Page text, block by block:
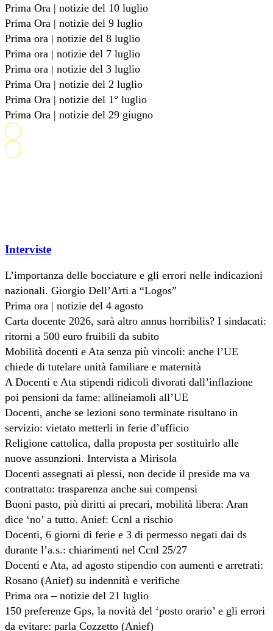
Prima Ora | notizie del 10 luglio
Prima Ora | notizie del 9 luglio
Prima ora | notizie del 8 luglio
Prima ora | notizie del 7 luglio
Prima ora | notizie del 3 luglio
Prima Ora | notizie del 2 luglio
Prima Ora | notizie del 1° luglio
Prima Ora | notizie del 29 giugno
Interviste
L’importanza delle bocciature e gli errori nelle indicazioni
nazionali. Giorgio Dell’Arti a “Logos”
Prima ora | notizie del 4 agosto
Carta docente 2026, sarà altro annus horribilis? I sindacati:
ritorni a 500 euro fruibili da subito
Mobilità docenti e Ata senza più vincoli: anche l’UE
chiede di tutelare unità familiare e maternità
A Docenti e Ata stipendi ridicoli divorati dall’inflazione
poi pensioni da fame: allineiamoli all’UE
Docenti, anche se lezioni sono terminate risultano in
servizio: vietato metterli in ferie d’ufficio
Religione cattolica, dalla proposta per sostituirlo alle
nuove assunzioni. Intervista a Mirisola
Docenti assegnati ai plessi, non decide il preside ma va
contrattato: trasparenza anche sui compensi
Buoni pasto, più diritti ai precari, mobilità libera: Aran
dice ‘no’ a tutto. Anief: Ccnl a rischio
Docenti, 6 giorni di ferie e 3 di permesso negati dai ds
durante l’a.s.: chiarimenti nel Ccnl 25/27
Docenti e Ata, ad agosto stipendio con aumenti e arretrati:
Rosano (Anief) su indennità e verifiche
Prima ora – notizie del 21 luglio
150 preferenze Gps, la novità del ‘posto orario’ e gli errori
da evitare: parla Cozzetto (Anief)